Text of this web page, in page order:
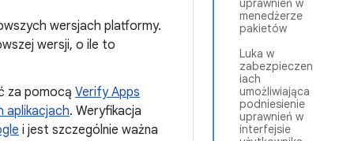
uprawnień w
menedżerze
pakietów
Luka w
zabezpieczen
iach
umożliwiająca
podniesienie
uprawnień w
interfejsie
wersjach platformy.
wersji, o ile to
za pomocą Verify Apps
aplikacjach. Weryfikacja
i jest szczególnie ważna